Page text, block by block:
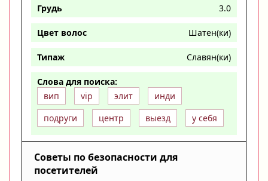
Грудь 3.0
Цвет волос Шатен(ки)
Типаж Славян(ки)
Слова для поиска:
вип
vip элит
инди
подруги
центр выезд у себя
Советы по безопасности для
посетителей